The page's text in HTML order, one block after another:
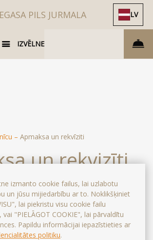
izmanto cookie failus, lai uzlabotu
un jūsu mijiedarbību ar to. Noklikšķiniet
lai piekristu visu cookie failu
"PIELĀGOT COOKIE", lai pārvaldītu
Papildu informācijai iepazīstieties ar
politiku.
PILS JURMALA LV
IZVĒLNE
– Apmaksa un rekvīziti
un rekvizīti